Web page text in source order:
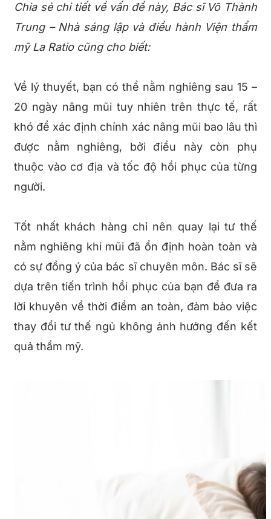
Chia sẻ chi tiết về vấn đề này, Bác sĩ Võ Thành
Trung – Nhà sáng lập và điều hành Viện thẩm
mỹ La Ratio cũng cho biết:
Về lý thuyết, bạn có thể nằm nghiêng sau 15 –
20 ngày nâng mũi tuy nhiên trên thực tế, rất
khó để xác định chính xác nâng mũi bao lâu thì
được nằm nghiêng, bởi điều này còn phụ
thuộc vào cơ địa và tốc độ hồi phục của từng
người.
Tốt nhất khách hàng chỉ nên quay lại tư thế
nằm nghiêng khi mũi đã ổn định hoàn toàn và
có sự đồng ý của bác sĩ chuyên môn. Bác sĩ sẽ
dựa trên tiến trình hồi phục của bạn để đưa ra
lời khuyên về thời điểm an toàn, đảm bảo việc
thay đổi tư thế ngủ không ảnh hưởng đến kết
quả thẩm mỹ.